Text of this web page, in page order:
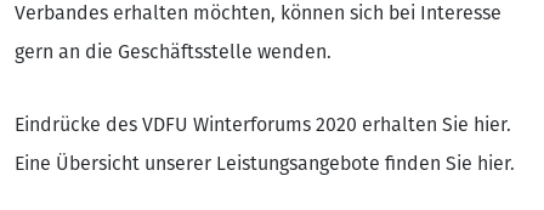
Verbandes erhalten möchten, können sich bei Interesse
gern an die Geschäftsstelle wenden.
Eindrücke des VDFU Winterforums 2020 erhalten Sie hier.
Eine Übersicht unserer Leistungsangebote finden Sie hier.